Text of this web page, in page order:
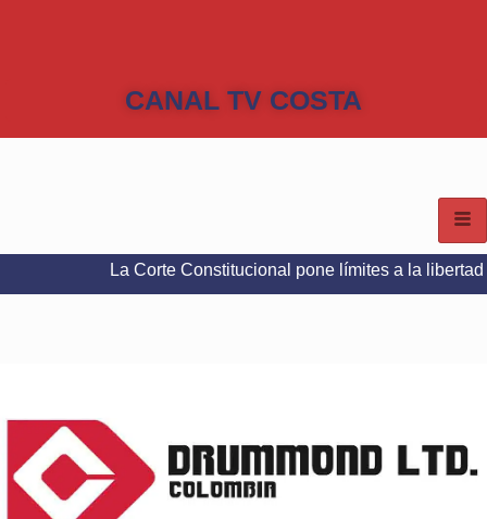
CANAL TV COSTA
La Corte Constitucional pone límites a la libertad de